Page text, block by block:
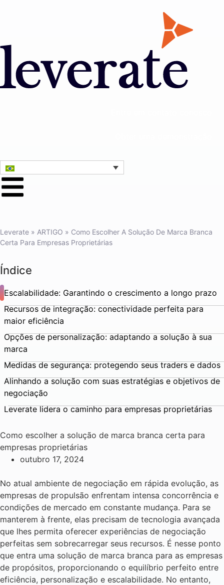
Leverate » ARTIGO » Como Escolher A Solução De Marca Branca
Certa Para Empresas Proprietárias
Índice
Escalabilidade: Garantindo o crescimento a longo prazo
Recursos de integração: conectividade perfeita para
maior eficiência
Opções de personalização: adaptando a solução à sua
marca
Medidas de segurança: protegendo seus traders e dados
Alinhando a solução com suas estratégias e objetivos de
negociação
Leverate lidera o caminho para empresas proprietárias
Como escolher a solução de marca branca certa para
empresas proprietárias
outubro 17, 2024
No atual ambiente de negociação em rápida evolução, as
empresas de propulsão enfrentam intensa concorrência e
condições de mercado em constante mudança. Para se
manterem à frente, elas precisam de tecnologia avançada
que lhes permita oferecer experiências de negociação
perfeitas sem sobrecarregar seus recursos. É nesse ponto
que entra uma solução de marca branca para as empresas
de propósitos, proporcionando o equilíbrio perfeito entre
eficiência, personalização e escalabilidade. No entanto,